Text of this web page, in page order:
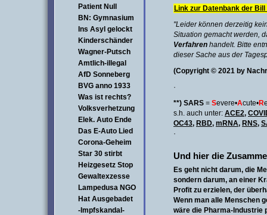
Patient Null
BN: Gymnasium
Ins Asyl gelockt
Kinderschänder
Wagner-Putsch
Amtlich-illegal
AfD Sonneberg
BVG anno 1933
Was ist rechts?
Volksverhetzung
Elek. Auto Ende
Das E-Auto Lied
Corona-Geheim
Star 30 stirbt
Heizgesetz Stop
Gewaltexzesse
Lampedusa NGO
Hat Ausgebadet
-Impfskandal-
Link zur Datenbank der
"Leider können derzeitig
Situation gemacht werden,
Verfahren handelt. Bitte
dieser Sache aus der
(Copyright © 2021 by
·
**) SARS = Severe•Acute•R
s.h. auch unter: ACE2,
OC43, RBD, mRNA, RNS,
·
Und hier die
Es geht nicht darum, die
sondern darum, an einer
Profit zu erzielen, der
Wenn man alle Menschen
wäre die Pharma-Industrie